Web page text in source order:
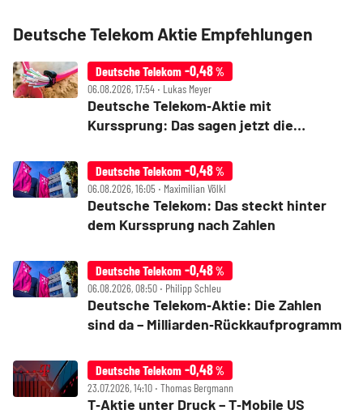
Deutsche Telekom Aktie Empfehlungen
Deutsche Telekom -0,48%
06.08.2026, 17:54 ‧ Lukas Meyer
Deutsche Telekom‑Aktie mit
Kurssprung: Das sagen jetzt die
Deutsche Telekom -0,48%
06.08.2026, 16:05 ‧ Maximilian Völkl
Deutsche Telekom: Das steckt hinter
dem Kurssprung nach Zahlen
Deutsche Telekom -0,48%
06.08.2026, 08:50 ‧ Philipp Schleu
Deutsche Telekom‑Aktie: Die Zahlen
sind da – Milliarden‑Rückkaufprogramm
Deutsche Telekom -0,48%
23.07.2026, 14:10 ‧ Thomas Bergmann
T‑Aktie unter Druck – T‑Mobile US